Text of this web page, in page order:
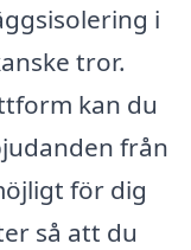
i
tror.
kan du
från
för dig
så att du